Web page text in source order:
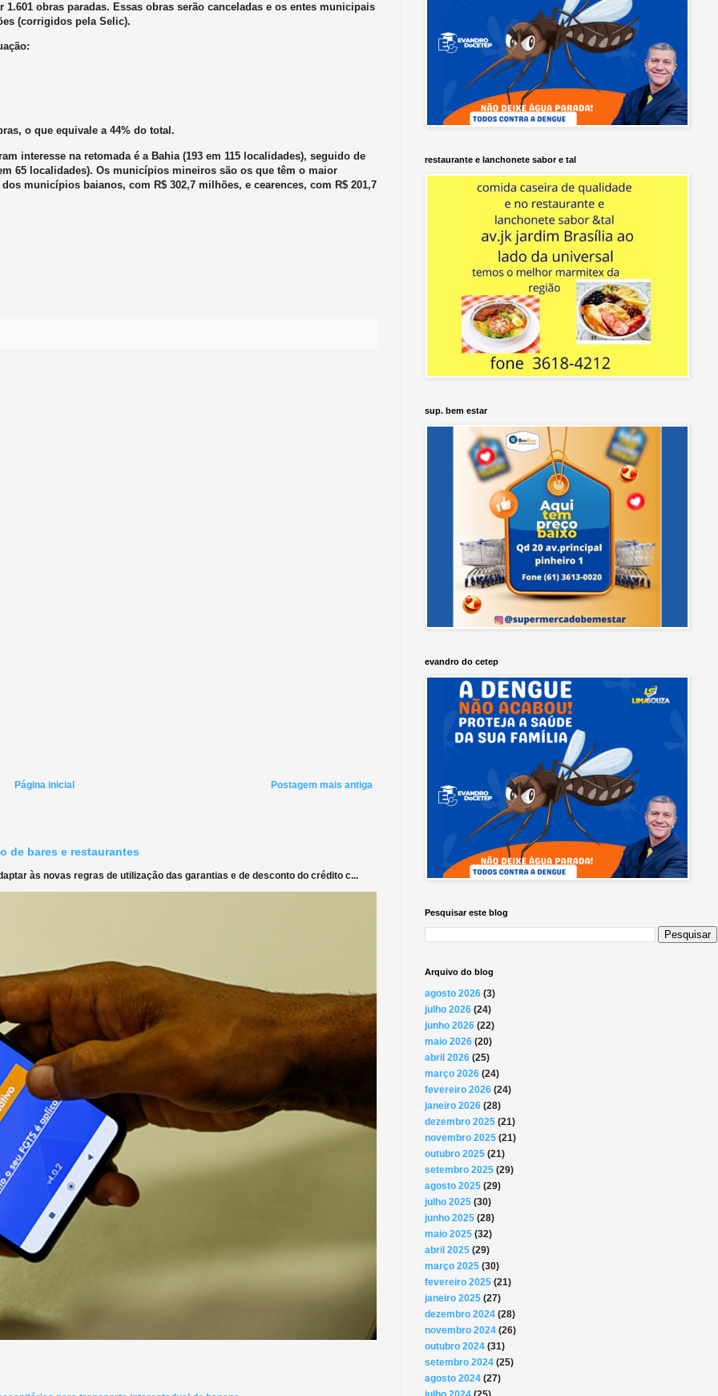
obras paradas. Essas obras serão canceladas e os entes municipais
(corrigidos pela Selic).
o que equivale a 44% do total.
interesse na retomada é a Bahia (193 em 115 localidades), seguido de
65 localidades). Os municípios mineiros são os que têm o maior
municípios baianos, com R$ 302,7 milhões, e cearences, com R$ 201,7
Postagem mais antiga
Página inicial
de bares e restaurantes
às novas regras de utilização das garantias e de desconto do crédito c...
restaurante e lanchonete sabor e tal
sup. bem estar
evandro do cetep
Pesquisar este blog
Arquivo do blog
agosto 2026 (3)
julho 2026 (24)
junho 2026 (22)
maio 2026 (20)
abril 2026 (25)
março 2026 (24)
fevereiro 2026 (24)
janeiro 2026 (28)
dezembro 2025 (21)
novembro 2025 (21)
outubro 2025 (21)
setembro 2025 (29)
agosto 2025 (29)
julho 2025 (30)
junho 2025 (28)
maio 2025 (32)
abril 2025 (29)
março 2025 (30)
fevereiro 2025 (21)
janeiro 2025 (27)
dezembro 2024 (28)
novembro 2024 (26)
outubro 2024 (31)
setembro 2024 (25)
agosto 2024 (27)